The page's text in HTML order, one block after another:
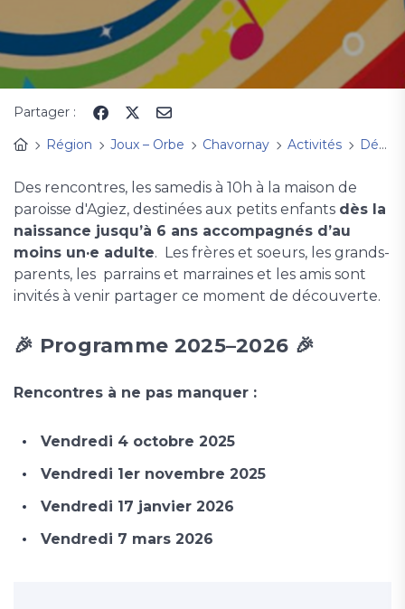
Partager :
Région
Joux – Orbe Chavornay Activités Découverte de Dieu
Des rencontres, les samedis à 10h à la maison de
paroisse d'Agiez, destinées aux petits enfants dès la
naissance jusqu’à 6 ans accompagnés d’au
moins un·e adulte. Les frères et soeurs, les grands-
parents, les parrains et marraines et les amis sont
invités à venir partager ce moment de découverte.
🎉 Programme 2025–2026 🎉
Rencontres à ne pas manquer :
Vendredi 4 octobre 2025
Vendredi 1er novembre 2025
Vendredi 17 janvier 2026
Vendredi 7 mars 2026